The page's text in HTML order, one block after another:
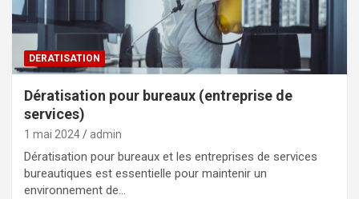
DERATISATION
Dératisation pour bureaux (entreprise de
services)
1 mai 2024 admin
Dératisation pour bureaux et les entreprises de services
bureautiques est essentielle pour maintenir un
environnement de…